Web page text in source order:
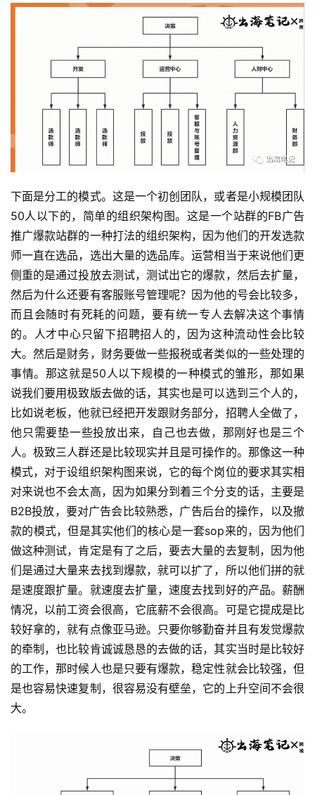
下面是分工的模式。这是一个初创团队，或者是小规模团队
50人以下的，简单的组织架构图。这是一个站群的FB广告
推广爆款站群的一种打法的组织架构，因为他们的开发选款
师一直在选品，选出大量的选品库。运营相当于来说他们更
侧重的是通过投放去测试，测试出它的爆款，然后去扩量，
然后为什么还要有客服账号管理呢？因为他的号会比较多，
而且会随时有死耗的问题，要有统一专人去解决这个事情
的。人才中心只留下招聘招人的，因为这种流动性会比较
大。然后是财务，财务要做一些报税或者类似的一些处理的
事情。那这就是50人以下规模的一种模式的雏形，那如果
说我们要用极致版去做的话，其实也是可以选到三个人的，
比如说老板，他就已经把开发跟财务部分，招聘人全做了，
他只需要垫一些投放出来，自己也去做，那刚好也是三个
人。极致三人群还是比较现实并且是可操作的。那像这一种
模式，对于设组织架构图来说，它的每个岗位的要求其实相
对来说也不会太高，因为如果分到着三个分支的话，主要是
B2B投放，要对广告会比较熟悉，广告后台的操作，以及撤
款的模式，但是其实他们的核心是一套sop来的，因为他们
做这种测试，肯定是有了之后，要去大量的去复制，因为他
们是通过大量来去找到爆款，就可以扩了，所以他们拼的就
是速度跟扩量。就速度去扩量，速度去找到好的产品。薪酬
情况，以前工资会很高，它底薪不会很高。可是它提成是比
较好拿的，就有点像亚马逊。只要你够勤奋并且有发觉爆款
的牵制，也比较肯诚诚恳恳的去做的话，其实当时是比较好
的工作，那时候人也是只要有爆款，稳定性就会比较强，但
是也容易快速复制，很容易没有壁垒，它的上升空间不会很
大。